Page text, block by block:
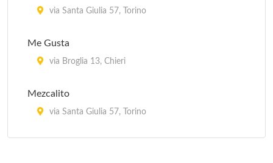
via Santa Giulia 57, Torino
Me Gusta
via Broglia 13, Chieri
Mezcalito
via Santa Giulia 57, Torino